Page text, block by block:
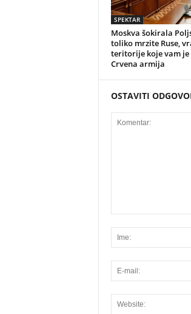
SPEKTAR
Moskva šokirala
toliko mrzite Ruse,
teritorije koje vam je
Crvena armija
OSTAVITI